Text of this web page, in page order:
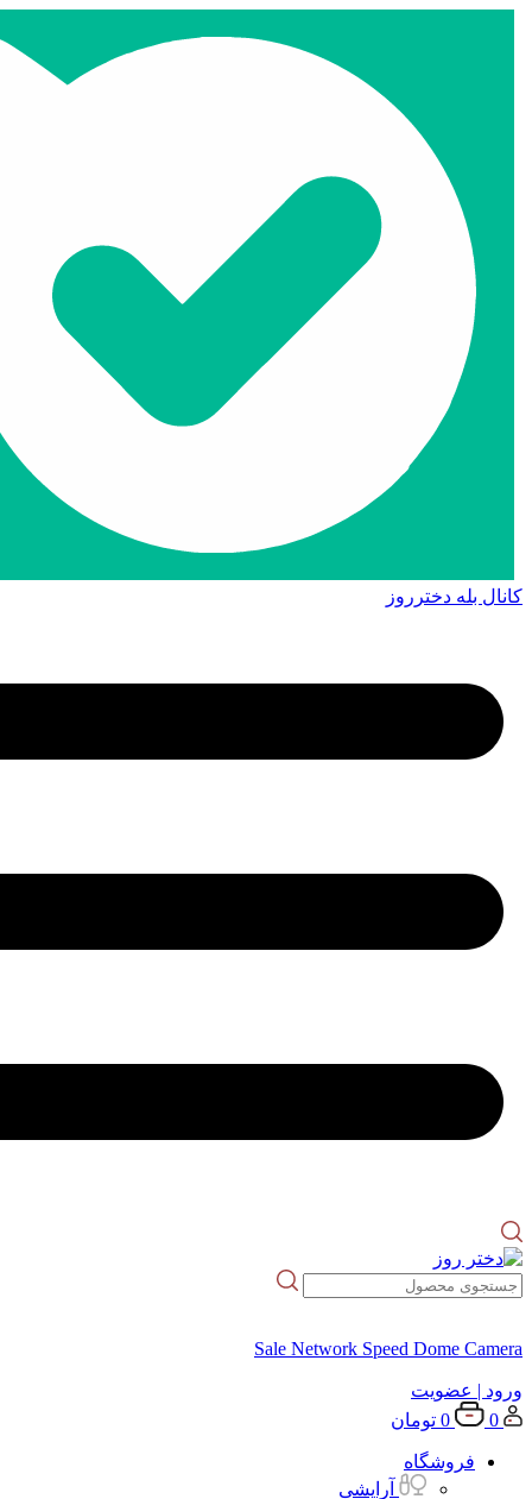
کانال بله دخترروز
Sale Network Speed Dome Camera
ورود | عضویت
0
0 تومان
فروشگاه
آرایشی